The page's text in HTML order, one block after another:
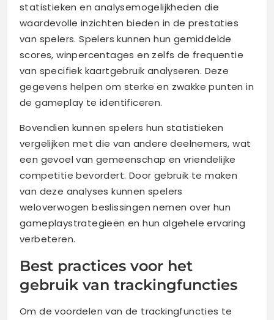
statistieken en analysemogelijkheden die
waardevolle inzichten bieden in de prestaties
van spelers. Spelers kunnen hun gemiddelde
scores, winpercentages en zelfs de frequentie
van specifiek kaartgebruik analyseren. Deze
gegevens helpen om sterke en zwakke punten in
de gameplay te identificeren.
Bovendien kunnen spelers hun statistieken
vergelijken met die van andere deelnemers, wat
een gevoel van gemeenschap en vriendelijke
competitie bevordert. Door gebruik te maken
van deze analyses kunnen spelers
weloverwogen beslissingen nemen over hun
gameplaystrategieën en hun algehele ervaring
verbeteren.
Best practices voor het
gebruik van trackingfuncties
Om de voordelen van de trackingfuncties te